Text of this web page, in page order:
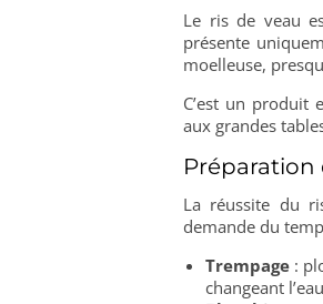
Le ris de veau
présente
moelleuse,
C’est un produit
aux grandes
Préparation
La réussite du
demande du
Trempage :
changeant